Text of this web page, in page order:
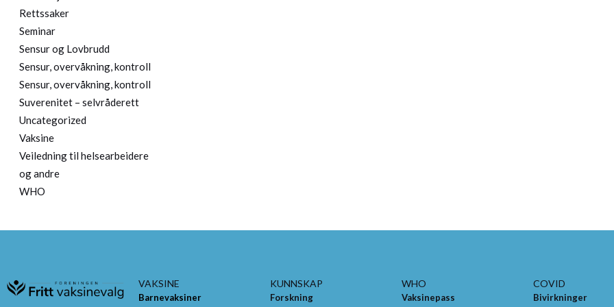
Rettssaker
Seminar
Sensur og Lovbrudd
Sensur, overvåkning, kontroll
Sensur, overvåkning, kontroll
Suverenitet – selvråderett
Uncategorized
Vaksine
Veiledning til helsearbeidere
og andre
WHO
VAKSINE
Barnevaksiner
KUNNSKAP
Forskning
WHO
Vaksinepass
COVID
Bivirkninger